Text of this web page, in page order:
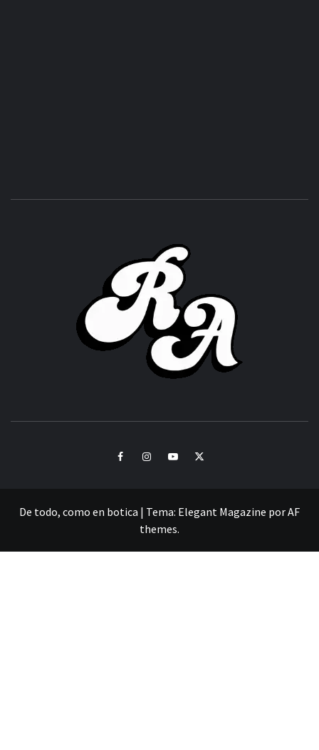
FacebookInstagramYoutubeTwitter
De todo, como en botica | Tema: Elegant Magazine porAF
themes.